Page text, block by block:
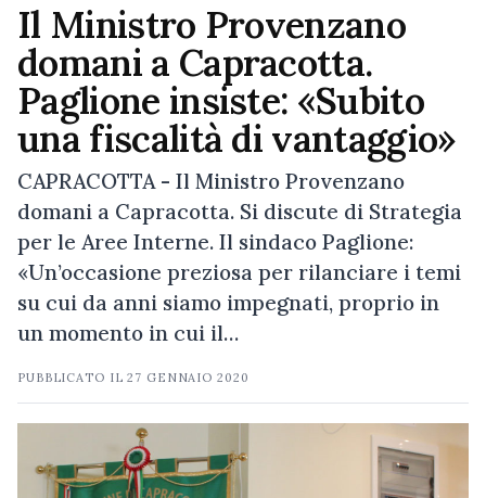
Il Ministro Provenzano
domani a Capracotta.
Paglione insiste: «Subito
una fiscalità di vantaggio»
CAPRACOTTA - Il Ministro Provenzano
domani a Capracotta. Si discute di Strategia
per le Aree Interne. Il sindaco Paglione:
«Un’occasione preziosa per rilanciare i temi
su cui da anni siamo impegnati, proprio in
un momento in cui il…
PUBBLICATO IL27 GENNAIO 2020